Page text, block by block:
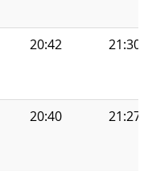
20:42 21:30
20:40 21:27